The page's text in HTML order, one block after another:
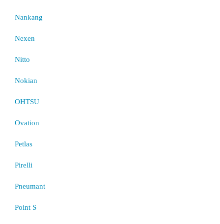
Nankang
Nexen
Nitto
Nokian
OHTSU
Ovation
Petlas
Pirelli
Pneumant
Point S